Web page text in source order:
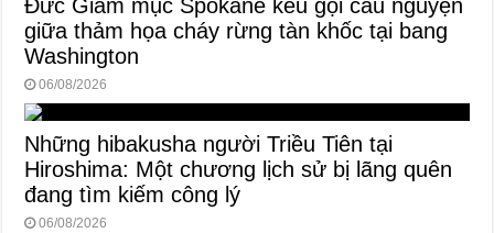
Đức Giám mục Spokane kêu gọi cầu nguyện
giữa thảm họa cháy rừng tàn khốc tại bang
Washington
06/08/2026
Những hibakusha người Triều Tiên tại
Hiroshima: Một chương lịch sử bị lãng quên
đang tìm kiếm công lý
06/08/2026